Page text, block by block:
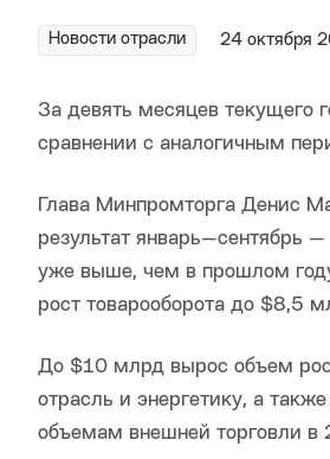
Новости отрасли 24 октября
За девять месяцев текущего
сравнении с аналогичным
Глава Минпромторга Денис
результат январь—сентябрь
уже выше, чем в прошлом
рост товарооборота до $8,5
До $10 млрд вырос объем
отрасль и энергетику, а
объемам внешней торговли в